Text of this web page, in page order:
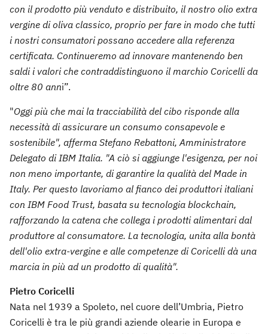
con il prodotto più venduto e distribuito, il nostro olio extra
vergine di oliva classico, proprio per fare in modo che tutti
i nostri consumatori possano accedere alla referenza
certificata. Continueremo ad innovare mantenendo ben
saldi i valori che contraddistinguono il marchio Coricelli da
oltre 80 anni”.
"Oggi più che mai la tracciabilità del cibo risponde alla
necessità di assicurare un consumo consapevole e
sostenibile", afferma Stefano Rebattoni, Amministratore
Delegato di IBM Italia. "A ciò si aggiunge l'esigenza, per noi
non meno importante, di garantire la qualità del Made in
Italy. Per questo lavoriamo al fianco dei produttori italiani
con IBM Food Trust, basata su tecnologia blockchain,
rafforzando la catena che collega i prodotti alimentari dal
produttore al consumatore. La tecnologia, unita alla bontà
dell'olio extra-vergine e alle competenze di Coricelli dà una
marcia in più ad un prodotto di qualità".
Pietro Coricelli
Nata nel 1939 a Spoleto, nel cuore dell’Umbria, Pietro
Coricelli è tra le più grandi aziende olearie in Europa e